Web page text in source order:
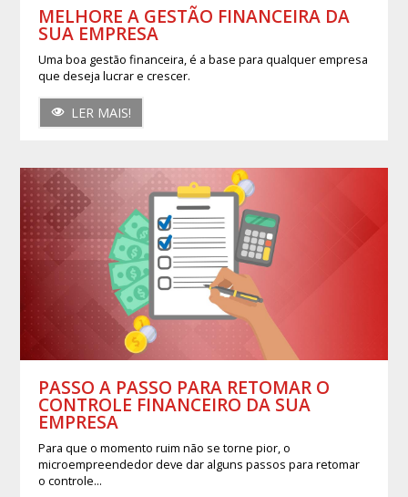
MELHORE A GESTÃO FINANCEIRA DA
SUA EMPRESA
Uma boa gestão financeira, é a base para qualquer empresa
que deseja lucrar e crescer.
LER MAIS!
PASSO A PASSO PARA RETOMAR O
CONTROLE FINANCEIRO DA SUA
EMPRESA
Para que o momento ruim não se torne pior, o
microempreendedor deve dar alguns passos para retomar
o controle...